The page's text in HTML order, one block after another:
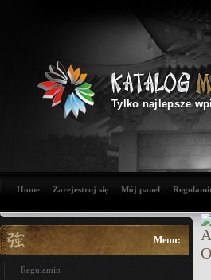
Tylko najlepsze
Home Zarejestruj się Mój panel
Menu:
Regulamin